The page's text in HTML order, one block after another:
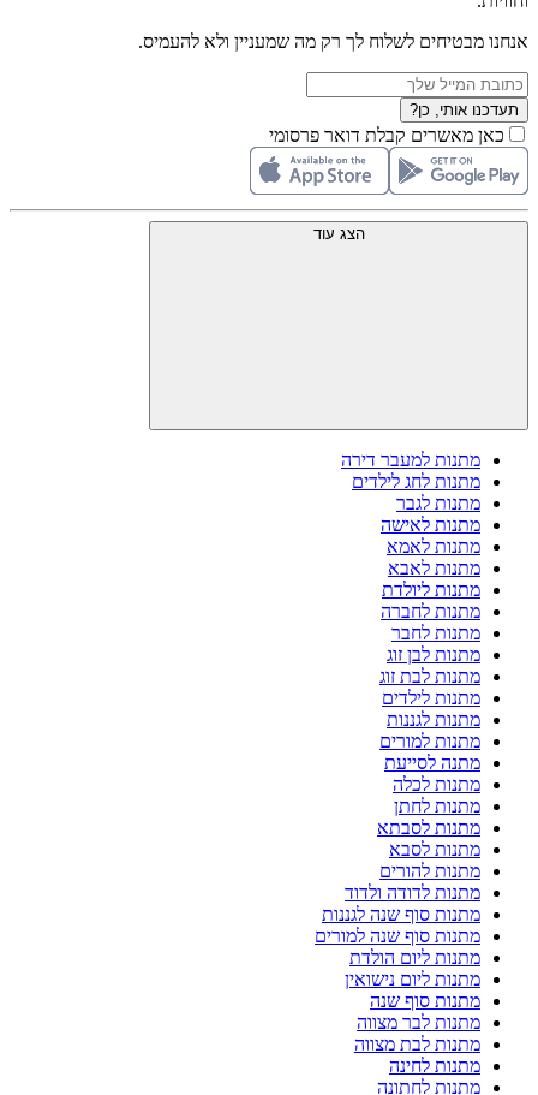
אנחנו מבטיחים לשלוח לך רק מה שמעניין ולא להעמיס.
תעדכנו אותי, כן?
כאן מאשרים קבלת דואר פרסומי
הצג עוד
מתנות למעבר דירה
מתנות לחג לילדים
מתנות לגבר
מתנות לאישה
מתנות לאמא
מתנות לאבא
מתנות ליולדת
מתנות לחברה
מתנות לחבר
מתנות לבן זוג
מתנות לבת זוג
מתנות לילדים
מתנות לגננות
מתנות למורים
מתנה לסייעת
מתנות לכלה
מתנות לחתן
מתנות לסבתא
מתנות לסבא
מתנות להורים
מתנות לדודה ולדוד
מתנות סוף שנה לגננות
מתנות סוף שנה למורים
מתנות ליום הולדת
מתנות ליום נישואין
מתנות סוף שנה
מתנות לבר מצווה
מתנות לבת מצווה
מתנות לחינה
מתנות לחתונה